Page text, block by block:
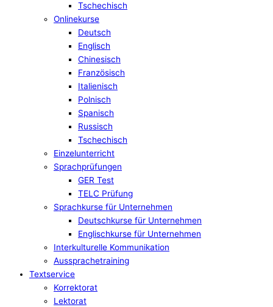
Tschechisch
Onlinekurse
Deutsch
Englisch
Chinesisch
Französisch
Italienisch
Polnisch
Spanisch
Russisch
Tschechisch
Einzelunterricht
Sprachprüfungen
GER Test
TELC Prüfung
Sprachkurse für Unternehmen
Deutschkurse für Unternehmen
Englischkurse für Unternehmen
Interkulturelle Kommunikation
Aussprachetraining
Textservice
Korrektorat
Lektorat